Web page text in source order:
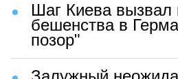
Шаг Киева вызвал
бешенства в
позор"